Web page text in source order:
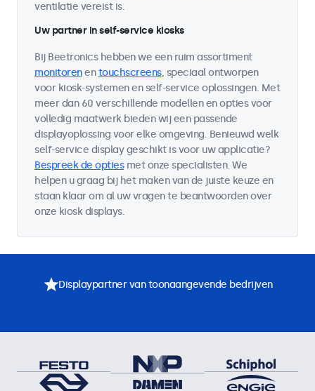
ventilatie vereist is.
Uw partner in self-service kiosks
Bij Beetronics hebben we een ruim assortiment
monitorenentouchscreens, speciaal ontworpen
voor kiosk-systemen en self-service oplossingen. Met
meer dan 60 verschillende modellen en opties voor
volledig maatwerk bieden wij een passende
displayoplossing voor elke omgeving. Benieuwd welk
self-service display geschikt is voor uw applicatie?
Bespreek de optiesmet onze specialisten. We
helpen u graag bij het maken van de juiste keuze en
staan klaar om al uw vragen te beantwoorden over
onze kiosk displays.
Displaypartner van toonaangevende bedrijven